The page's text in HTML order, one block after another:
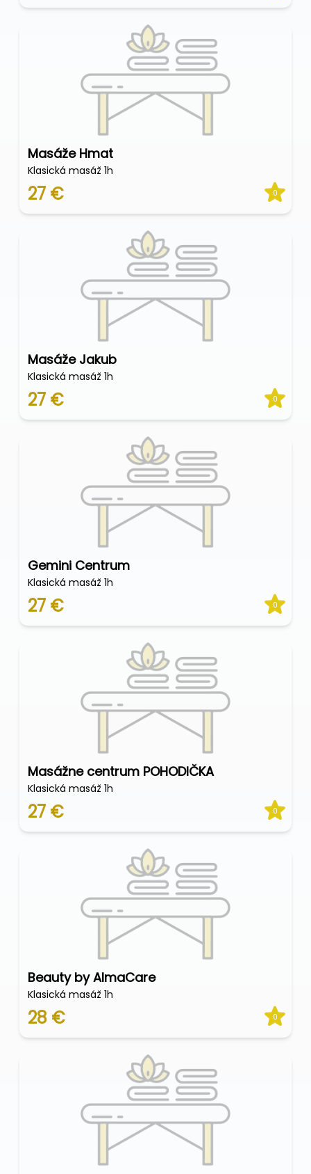
Masáže Hmat
Klasická masáž 1h
27 € 0
Masáže Jakub
Klasická masáž 1h
27 € 0
Gemini Centrum
Klasická masáž 1h
27 € 0
Masážne centrum POHODIČKA
Klasická masáž 1h
27 € 0
Beauty by AlmaCare
Klasická masáž 1h
28 € 0